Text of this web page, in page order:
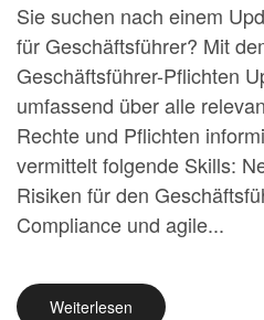
Sie suchen nach einem
für Geschäftsführer? Mit
Geschäftsführer-Pflichten
umfassend über alle
Rechte und Pflichten
vermittelt folgende Skills:
Risiken für den
Compliance und agile...
Weiterlesen